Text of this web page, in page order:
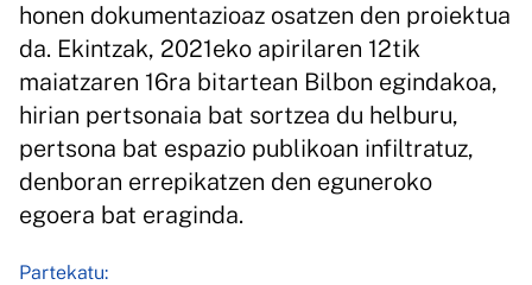
honen dokumentazioaz osatzen den proiektua
da. Ekintzak, 2021eko apirilaren 12tik
maiatzaren 16ra bitartean Bilbon egindakoa,
hirian pertsonaia bat sortzea du helburu,
pertsona bat espazio publikoan infiltratuz,
denboran errepikatzen den eguneroko
egoera bat eraginda.
Partekatu: